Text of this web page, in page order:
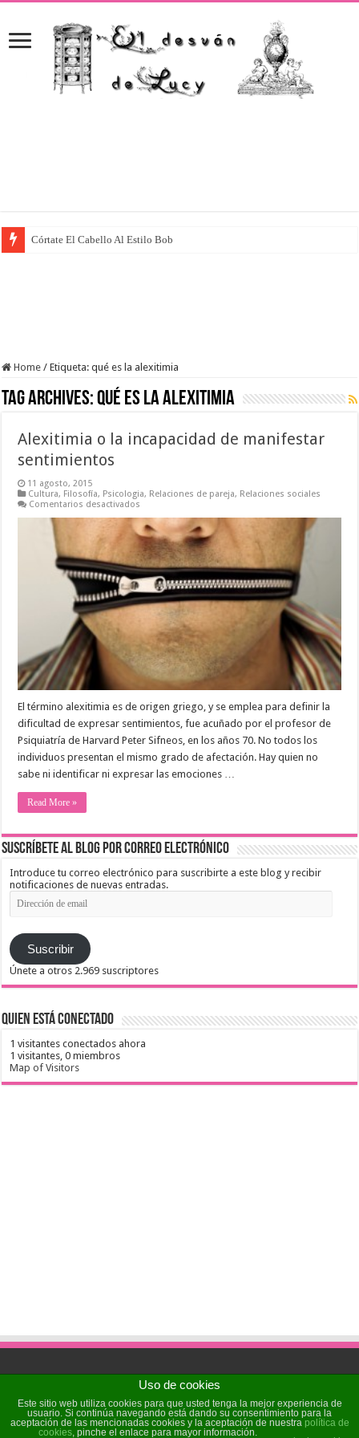
Córtate El Cabello Al Estilo Bob
Home / Etiqueta:qué es la alexitimia
Tag Archives:qué es la alexitimia
Alexitimia o la incapacidad de manifestar
sentimientos
11 agosto, 2015
Cultura, Filosofía, Psicologia, Relaciones de pareja, Relaciones sociales
Comentarios desactivados
o
la
incapacidad
de
manifestar
sentimientos
El término alexitimia es de origen griego, y se emplea para definir la
dificultad de expresar sentimientos, fue acuñado por el profesor de
Psiquiatría de Harvard Peter Sifneos, en los años 70. No todos los
individuos presentan el mismo grado de afectación. Hay quien no
sabe ni identificar ni expresar las emociones …
Read More »
Suscríbete al blog por correo electrónico
Introduce tu correo electrónico para suscribirte a este blog y recibir
notificaciones de nuevas entradas.
Dirección
de
Suscribir
Únete a otros 2.969 suscriptores
Quien está conectado
1 visitantes conectados ahora
1 visitantes, 0 miembros
Map of Visitors
Powered bySochicat| Designed bySochicat
Uso de cookies
Este sitio web utiliza cookies para que usted tenga la mejor experiencia de
usuario. Si continúa navegando está dando su consentimiento para la
aceptación de las mencionadas cookies y la aceptación de nuestra política de
cookies, pinche el enlace para mayor información.